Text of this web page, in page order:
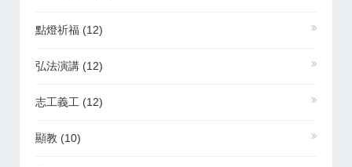
點燈祈福 (12)
弘法演講 (12)
志工義工 (12)
顯教 (10)